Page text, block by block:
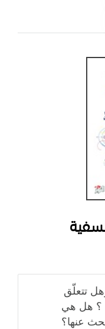
تتعلّق
؟ هل هي
عنها؟